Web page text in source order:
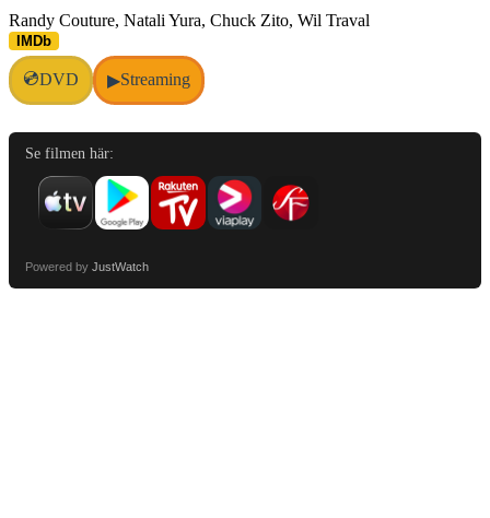
Randy Couture, Natali Yura, Chuck Zito, Wil Traval
IMDb
💿DVD ▶Streaming
Se filmen här:
Powered by JustWatch